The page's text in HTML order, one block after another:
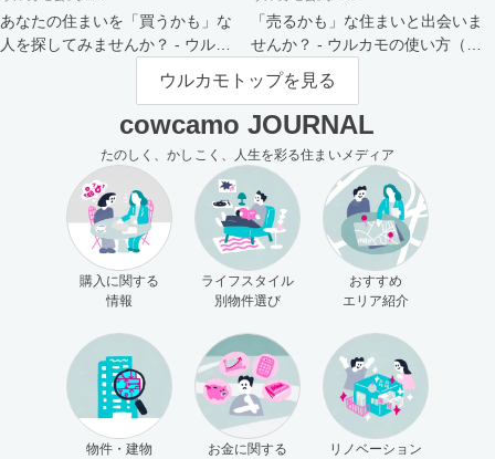
あなたの住まいを「買うかも」な
人を探してみませんか？ - ウルカ
「売るかも」な住まいと出会いま
せんか？ - ウルカモの使い方（買
主さま向け）
ウルカモトップを見る
cowcamo JOURNAL
たのしく、かしこく、人生を彩る住まいメディア
購入に関する
情報
ライフスタイル
別物件選び
おすすめ
エリア紹介
物件・建物
お金に関する
リノベーション